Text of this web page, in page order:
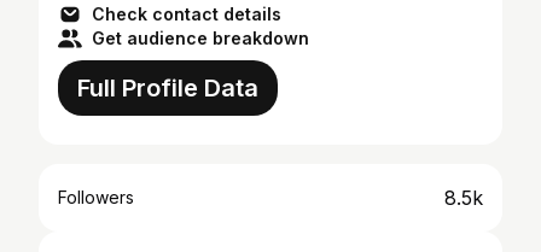
Check contact details
Get audience breakdown
Full Profile Data
Followers 8.5k